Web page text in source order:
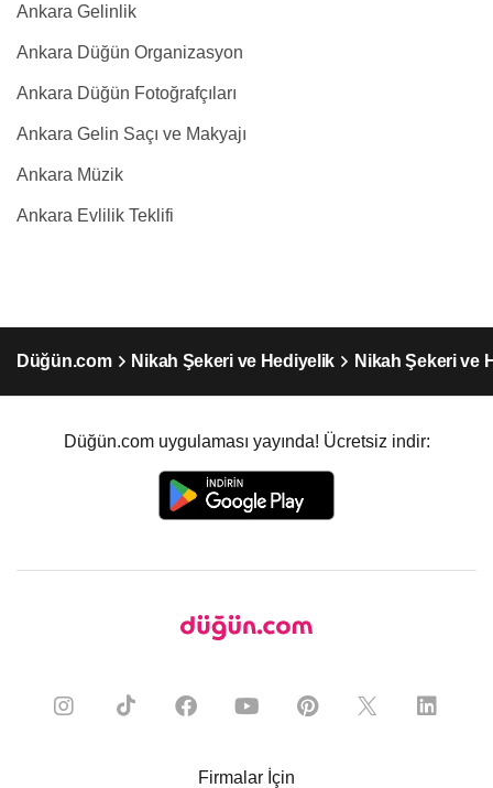
Ankara Gelinlik
Ankara Düğün Organizasyon
Ankara Düğün Fotoğrafçıları
Ankara Gelin Saçı ve Makyajı
Ankara Müzik
Ankara Evlilik Teklifi
Düğün.com Nikah Şekeri ve Hediyelik Nikah Şekeri ve
Düğün.com uygulaması yayında! Ücretsiz indir:
Firmalar İçin